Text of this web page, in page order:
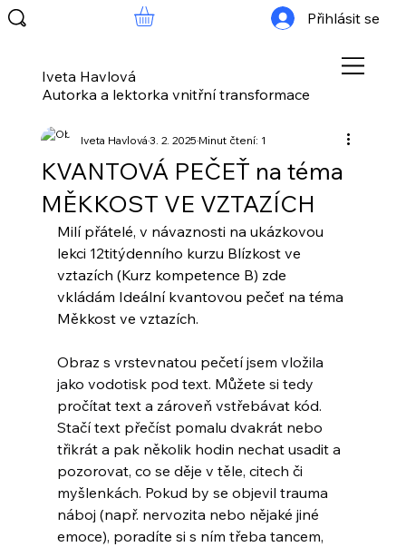
Iveta Havlová
Autorka a lektorka vnitřní transformace
Přihlásit se
KVANTOVÁ PEČEŤ na téma
MĚKKOST VE VZTAZÍCH
Iveta Havlová3. 2. 2025Minut čtení: 1
Milí přátelé, v návaznosti na ukázkovou
lekci 12titýdenního kurzu Blízkost ve
vztazích (Kurz kompetence B) zde
vkládám Ideální kvantovou pečeť na téma
Měkkost ve vztazích.
Obraz s vrstevnatou pečetí jsem vložila
jako vodotisk pod text. Můžete si tedy
pročítat text a zároveň vstřebávat kód.
Stačí text přečíst pomalu dvakrát nebo
třikrát a pak několik hodin nechat usadit a
pozorovat, co se děje v těle, citech či
myšlenkách. Pokud by se objevil trauma
náboj (např. nervozita nebo nějaké jiné
emoce), poradíte si s ním třeba tancem,